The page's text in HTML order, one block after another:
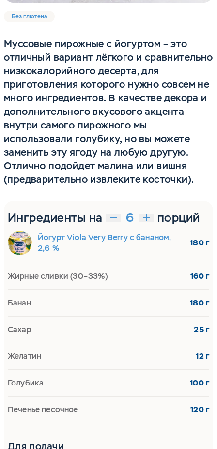
Без глютена
Муссовые пирожные с йогуртом – это
отличный вариант лёгкого и сравнительно
низкокалорийного десерта, для
приготовления которого нужно совсем не
много ингредиентов. В качестве декора и
дополнительного вкусового акцента
внутри самого пирожного мы
использовали голубику, но вы можете
заменить эту ягоду на любую другую.
Отлично подойдет малина или вишня
(предварительно извлеките косточки).
Ингредиенты на порций
Йогурт Viola Very Berry с бананом,
2,6 %
180 г
Жирные сливки (30–33%) 160 г
Банан 180 г
Сахар 25 г
Желатин 12 г
Голубика 100 г
Печенье песочное 120 г
Для подачи